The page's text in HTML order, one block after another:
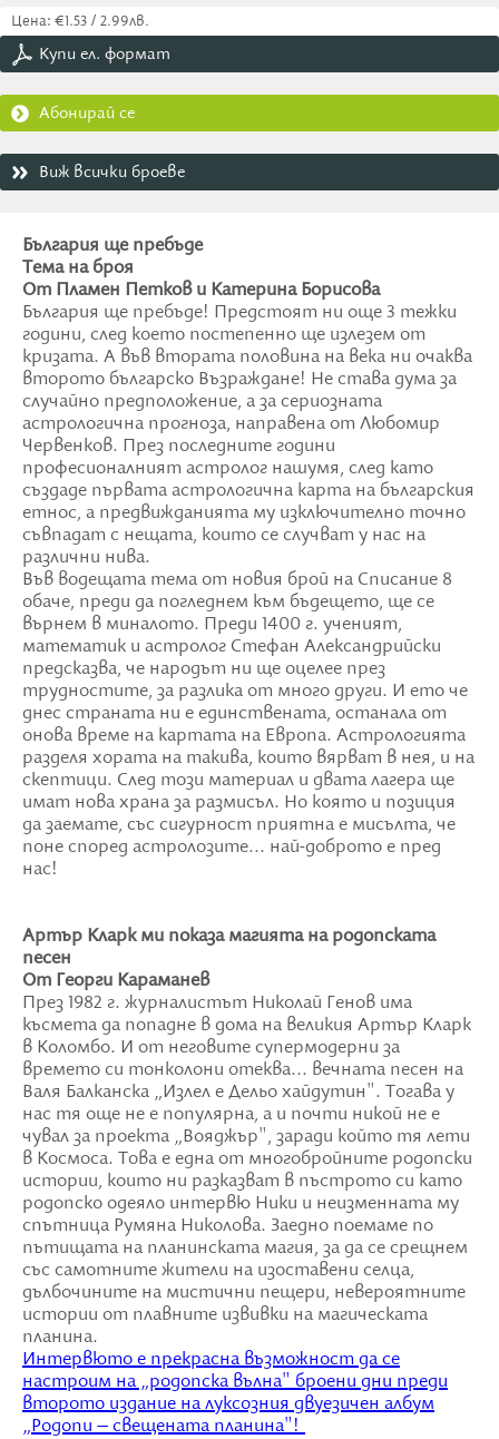
Цена: €1.53 / 2.99лв.
Купи ел. формат
Абонирай се
Виж всички броеве
България ще пребъде
Тема на броя
От Пламен Петков и Катерина Борисова
България ще пребъде! Предстоят ни още 3 тежки
години, след което постепенно ще излезем от
кризата. А във втората половина на века ни очаква
второто българско Възраждане! Не става дума за
случайно предположение, а за сериозната
астрологична прогноза, направена от Любомир
Червенков. През последните години
професионалният астролог нашумя, след като
създаде първата астрологична карта на българския
етнос, а предвижданията му изключително точно
съвпадат с нещата, които се случват у нас на
различни нива.
Във водещата тема от новия брой на Списание 8
обаче, преди да погледнем към бъдещето, ще се
върнем в миналото. Преди 1400 г. ученият,
математик и астролог Стефан Александрийски
предсказва, че народът ни ще оцелее през
трудностите, за разлика от много други. И ето че
днес страната ни е единствената, останала от
онова време на картата на Европа. Астрологията
разделя хората на такива, които вярват в нея, и на
скептици. След този материал и двата лагера ще
имат нова храна за размисъл. Но която и позиция
да заемате, със сигурност приятна е мисълта, че
поне според астролозите... най-доброто е пред
нас!
Артър Кларк ми показа магията на родопската
песен
От Георги Караманев
През 1982 г. журналистът Николай Генов има
късмета да попадне в дома на великия Артър Кларк
в Коломбо. И от неговите супермодерни за
времето си тонколони отеква... вечната песен на
Валя Балканска „Излел е Дельо хайдутин". Тогава у
нас тя още не е популярна, а и почти никой не е
чувал за проекта „Вояджър", заради който тя лети
в Космоса. Това е една от многобройните родопски
истории, които ни разказват в пъстрото си като
родопско одеяло интервю Ники и неизменната му
спътница Румяна Николова. Заедно поемаме по
пътищата на планинската магия, за да се срещнем
със самотните жители на изоставени селца,
дълбочините на мистични пещери, невероятните
истории от плавните извивки на магическата
планина.
Интервюто е прекрасна възможност да се
настроим на „родопска вълна" броени дни преди
второто издание на луксозния двуезичен албум
„Родопи – свещената планина"!